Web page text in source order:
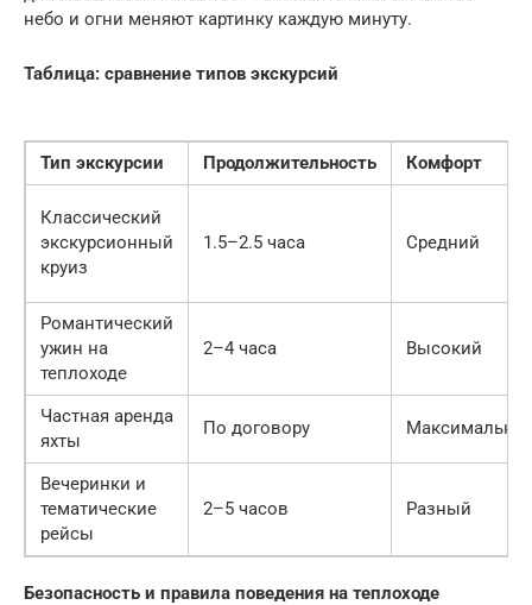
небо и огни меняют картинку каждую минуту.
Таблица: сравнение типов экскурсий
Тип экскурсии Продолжительность Комфорт
Классический
экскурсионный
круиз
1.5–2.5 часа Средний
Романтический
ужин на
теплоходе
2–4 часа Высокий
Частная аренда
яхты
По договору
Вечеринки и
тематические
рейсы
2–5 часов Разный
Безопасность и правила поведения на теплоходе